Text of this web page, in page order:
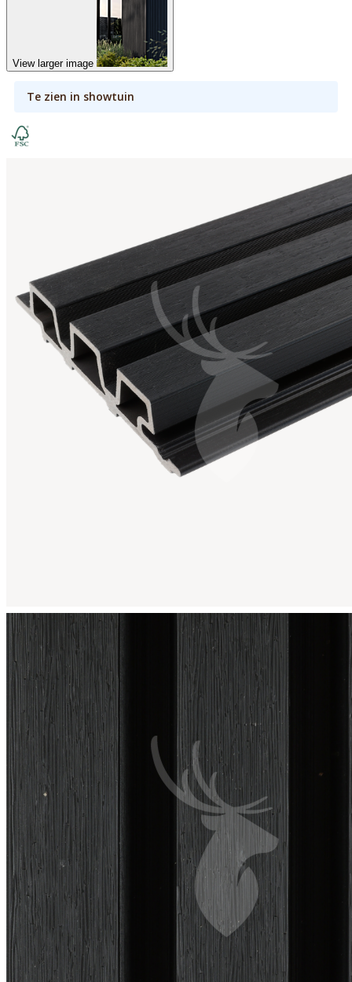
View larger image
Te zien in showtuin